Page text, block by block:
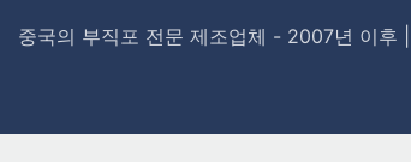
중국의 부직포 전문 제조업체 - 2007년 이후